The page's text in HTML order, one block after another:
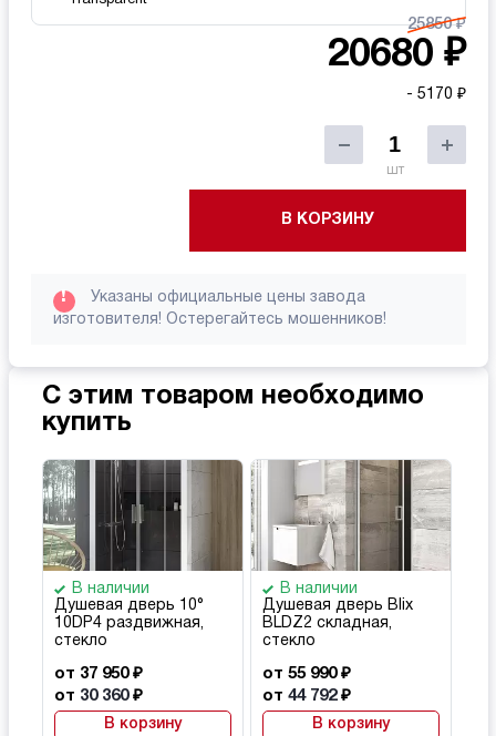
25850 ₽
20680 ₽
- 5170 ₽
шт
В КОРЗИНУ
!
Указаны официальные цены завода
изготовителя! Остерегайтесь мошенников!
С этим товаром необходимо
купить
В наличии
Душевая дверь 10°
10DP4 раздвижная,
стекло
от 37 950 ₽
от 30 360₽
В корзину
В наличии
Душевая дверь Blix
BLDZ2 складная,
стекло
от 55 990 ₽
от 44 792₽
В корзину